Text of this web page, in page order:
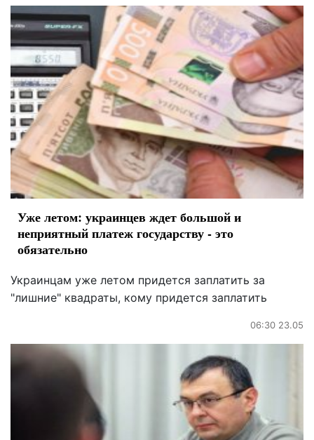
Уже летом: украинцев ждет большой и
неприятный платеж государству - это
обязательно
Украинцам уже летом придется заплатить за
"лишние" квадраты, кому придется заплатить
06:30 23.05